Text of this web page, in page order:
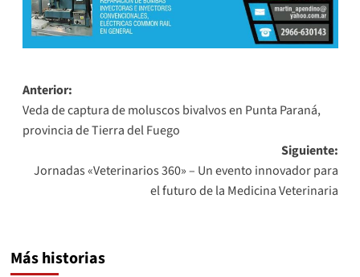
Navegación
de
entradas
Anterior:
Veda de captura de moluscos bivalvos en Punta Paraná,
provincia de Tierra del Fuego
Siguiente:
Jornadas «Veterinarios 360» – Un evento innovador para
el futuro de la Medicina Veterinaria
Más historias